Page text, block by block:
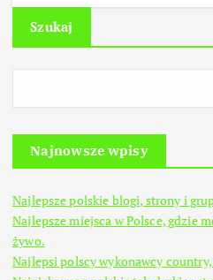
Szukaj
Najnowsze wpisy
Najlepsze polskie blogi, strony i
Najlepsze miejsca w Polsce, gdzie
żywo.
Najlepsi polscy wykonawcy